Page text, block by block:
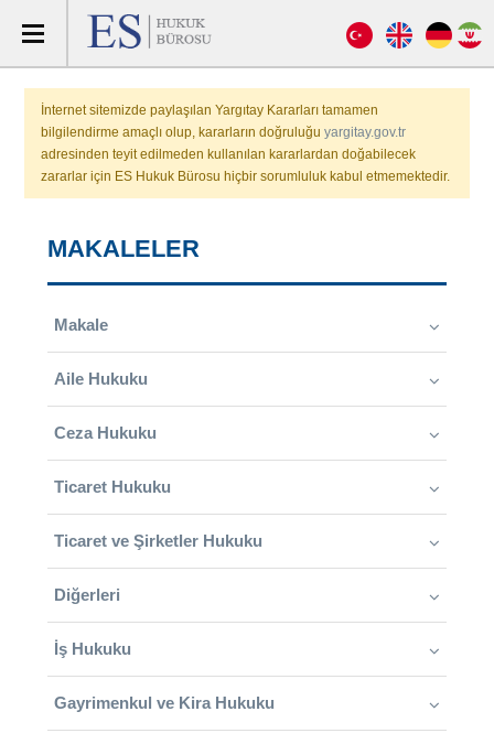
İnternet sitemizde paylaşılan Yargıtay Kararları tamamen
bilgilendirme amaçlı olup, kararların doğruluğuyargitay.gov.tr
adresinden teyit edilmeden kullanılan kararlardan doğabilecek
zararlar için ES Hukuk Bürosu hiçbir sorumluluk kabul etmemektedir.
MAKALELER
Makale
Aile Hukuku
Ceza Hukuku
Ticaret Hukuku
Ticaret ve Şirketler Hukuku
Diğerleri
İş Hukuku
Gayrimenkul ve Kira Hukuku